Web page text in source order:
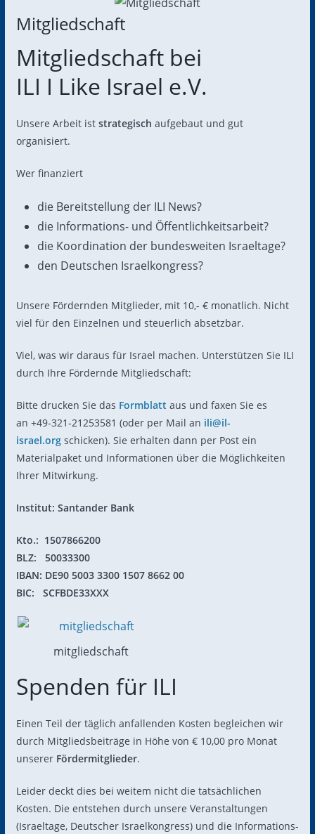
Mitgliedschaft
Mitgliedschaft bei
ILI I Like Israel e.V.
Unsere Arbeit ist strategisch aufgebaut und gut
organisiert.
Wer finanziert
die Bereitstellung der ILI News?
die Informations- und Öffentlichkeitsarbeit?
die Koordination der bundesweiten Israeltage?
den Deutschen Israelkongress?
Unsere Fördernden Mitglieder, mit 10,- € monatlich. Nicht
viel für den Einzelnen und steuerlich absetzbar.
Viel, was wir daraus für Israel machen. Unterstützen Sie ILI
durch Ihre Fördernde Mitgliedschaft:
Bitte drucken Sie das Formblatt aus und faxen Sie es
an +49-321-21253581 (oder per Mail an ili@il-
israel.orgschicken). Sie erhalten dann per Post ein
Materialpaket und Informationen über die Möglichkeiten
Ihrer Mitwirkung.
Institut: Santander Bank
Kto.: 1507866200
BLZ: 50033300
IBAN: DE90 5003 3300 1507 8662 00
BIC: SCFBDE33XXX
mitgliedschaft
Spenden für ILI
Einen Teil der täglich anfallenden Kosten begleichen wir
durch Mitgliedsbeiträge in Höhe von € 10,00 pro Monat
unserer Fördermitglieder.
Leider deckt dies bei weitem nicht die tatsächlichen
Kosten. Die entstehen durch unsere Veranstaltungen
(Israeltage, Deutscher Israelkongress) und die Informations-